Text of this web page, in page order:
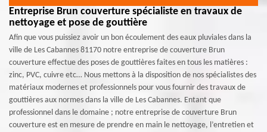
Entreprise Brun couverture spécialiste en travaux de
nettoyage et pose de gouttière
Afin que vous puissiez avoir un bon écoulement des eaux pluviales dans la
ville de Les Cabannes 81170 notre entreprise de couverture Brun
couverture effectue des poses de gouttières faites en tous les matières :
zinc, PVC, cuivre etc… Nous mettons à la disposition de nos spécialistes des
matériaux modernes et professionnels pour vous fournir des travaux de
gouttières aux normes dans la ville de Les Cabannes. Entant que
professionnel dans le domaine ; notre entreprise de couverture Brun
couverture est en mesure de prendre en main le nettoyage, l’entretien et